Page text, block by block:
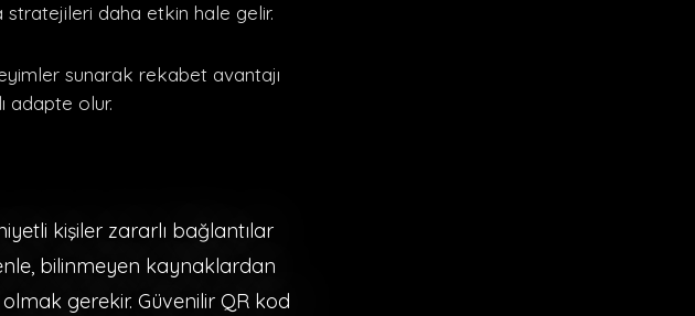
stratejileri daha etkin hale gelir.
sunarak rekabet avantajı
adapte olur.
kişiler zararlı bağlantılar
bilinmeyen kaynaklardan
gerekir. Güvenilir QR kod